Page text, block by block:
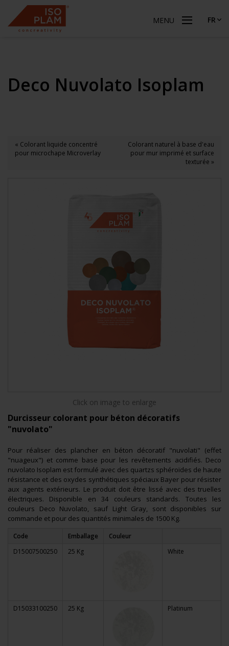
MENU FR
Deco Nuvolato Isoplam
« Colorant liquide concentré
pour microchape Microverlay
Colorant naturel à base d'eau
pour mur imprimé et surface
texturée »
Click on image to enlarge
Durcisseur colorant pour béton décoratifs
"nuvolato"
Pour réaliser des plancher en béton décoratif "nuvolati" (effet
"nuageux") et comme base pour les revêtements acidifiés. Deco
nuvolato Isoplam est formulé avec des quartzs sphéroïdes de haute
résistance et des oxydes synthétiques spéciaux Bayer pour résister
aux agents extérieurs. Le produit doit être lissé avec des truelles
électriques. Disponible en 34 couleurs standards. Toutes les
couleurs Deco Nuvolato, sauf Light Gray, sont disponibles sur
commande et pour des quantités minimales de 1500 Kg.
Code Emballage
Couleur
D15007500250
25 Kg White
D15033100250 25 Kg Platinum